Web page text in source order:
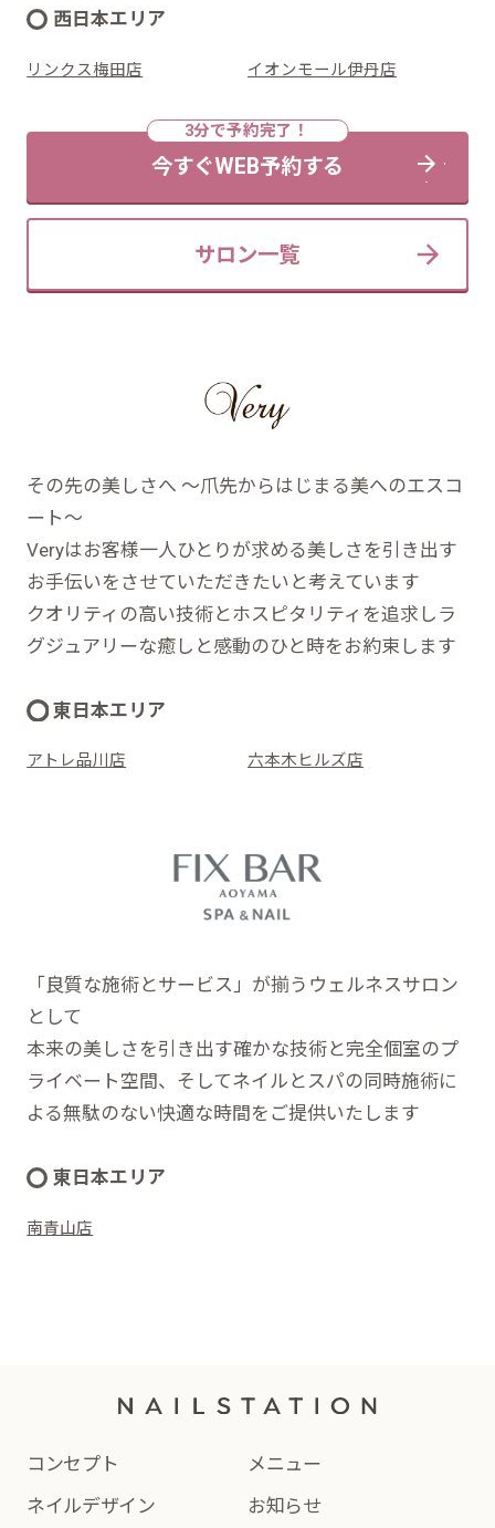
西日本エリア
リンクス梅田店 イオンモール伊丹店
サロン一覧
今すぐWEB予約する
その先の美しさへ ～爪先からはじまる美へのエスコ
ート～
Veryはお客様一人ひとりが求める美しさを引き出す
お手伝いをさせていただきたいと考えています
クオリティの高い技術とホスピタリティを追求しラ
グジュアリーな癒しと感動のひと時をお約束します
東日本エリア
アトレ品川店 六本木ヒルズ店
「良質な施術とサービス」が揃うウェルネスサロン
として
本来の美しさを引き出す確かな技術と完全個室のプ
ライベート空間、そしてネイルとスパの同時施術に
よる無駄のない快適な時間をご提供いたします
東日本エリア
南青山店
コンセプト
メニュー
ネイルデザイン
お知らせ